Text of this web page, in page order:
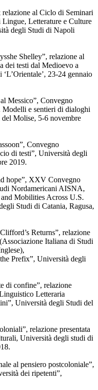
al Ciclo di Seminari
Letterature e Culture
degli Studi di Napoli
Shelley”, relazione al
dei testi dal Medioevo a
23-24 gennaio
Messico”, Convegno
Modelli e sentieri di dialoghi
Molise, 5-6 novembre
Convegno
di testi”, Università degli
2019.
hope”, XXV Convegno
Nordamericani AISNA,
Mobilities Across U.S.
Studi di Catania, Ragusa,
Returns”, relazione
Italiana di Studi
Prefix”, Università degli
di confine”, relazione
Letteraria
Università degli Studi del
relazione presentata
Università degli studi di
al pensiero postcoloniale”,
dei ripetenti”,